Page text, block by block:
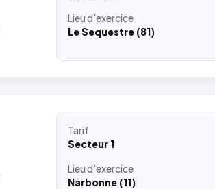
Lieud'exercice
Le Sequestre (81)
Tarif
Secteur 1
Lieud'exercice
Narbonne (11)